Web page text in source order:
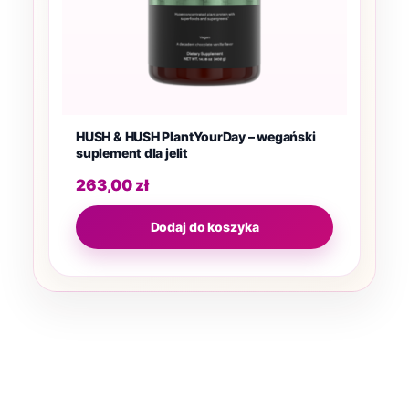
HUSH & HUSH PlantYourDay – wegański
suplement dla jelit
263,00 zł
Dodaj do koszyka